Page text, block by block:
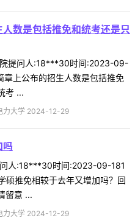
数是包括推免和统考还是只
提问人:18***30时间:2023-09-
上公布的招生人数是包括推免
考 ...
力大学 2024-12-29
吗
人:18***30时间:2023-09-181
硕推免相较于去年又增加吗？回
留意 ...
力大学 2024-12-29